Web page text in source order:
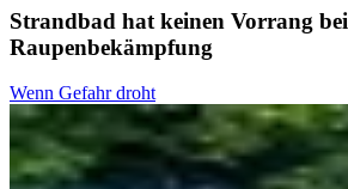
Strandbad hat keinen Vorrang bei
Raupenbekämpfung
Wenn Gefahr droht